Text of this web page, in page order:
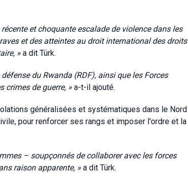
et choquante escalade de violence dans les
et des atteintes au droit international des droits
» a dit Türk.
du Rwanda (RDF), ainsi que les Forces
crimes de guerre, » a-t-il ajouté.
généralisées et systématiques dans le Nord
pour renforcer ses rangs et imposer l'ordre et la
– soupçonnés de collaborer avec les forces
raison apparente, » a dit Türk.